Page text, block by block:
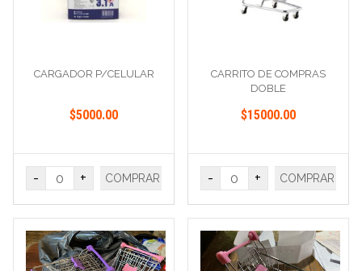
CARGADOR P/CELULAR
$5000.00
- + COMPRAR
CARRITO DE COMPRAS
DOBLE
$15000.00
- + COMPRAR